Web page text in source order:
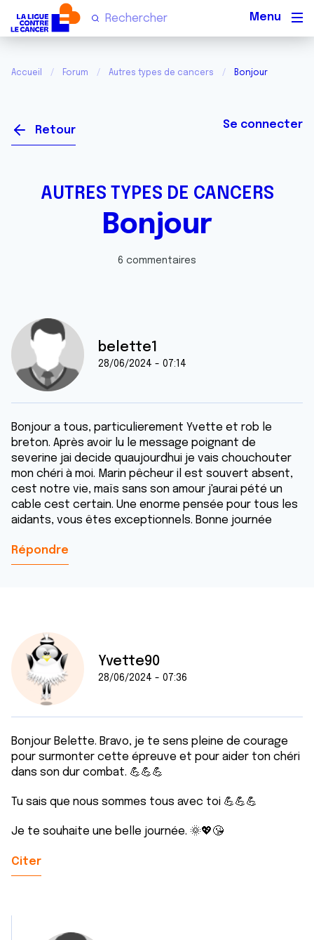
Accueil Forum Autres types de cancers Bonjour
Retour Se connecter
AUTRES TYPES DE CANCERS
Bonjour
6 commentaires
belette1
28/06/2024 - 07:14
Bonjour a tous, particulierement Yvette et rob le
breton. Après avoir lu le message poignant de
severine jai decide quaujourdhui je vais chouchouter
mon chéri à moi. Marin pêcheur il est souvert absent,
cest notre vie, maïs sans son amour j'aurai pété un
cable cest certain. Une enorme pensée pour tous les
aidants, vous êtes exceptionnels. Bonne journée
Répondre
Yvette90
28/06/2024 - 07:36
Bonjour Belette. Bravo, je te sens pleine de courage
pour surmonter cette épreuve et pour aider ton chéri
dans son dur combat. 💪💪💪
Tu sais que nous sommes tous avec toi 💪💪💪
Je te souhaite une belle journée. 🌞💖😘
Citer